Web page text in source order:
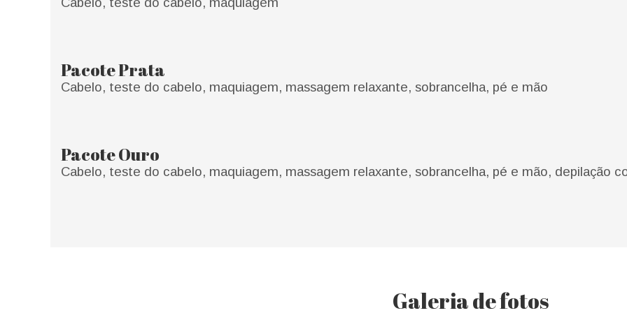
Pacote Prata
Cabelo, teste do cabelo, maquiagem, massagem relaxante, sobrancelha, pé e mão
Pacote Ouro
Cabelo, teste do cabelo, maquiagem, massagem relaxante, sobrancelha, pé e mão, depilação
Galeria de fotos